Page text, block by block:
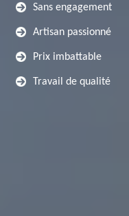
Sans engagement
Artisan passionné
Prix imbattable
Travail de qualité